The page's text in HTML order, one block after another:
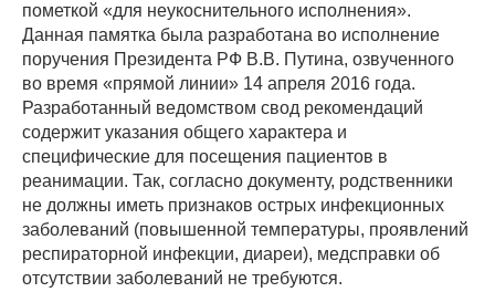
пометкой «для неукоснительного исполнения».
Данная памятка была разработана во исполнение
поручения Президента РФ В.В. Путина, озвученного
во время «прямой линии» 14 апреля 2016 года.
Разработанный ведомством свод рекомендаций
содержит указания общего характера и
специфические для посещения пациентов в
реанимации. Так, согласно документу, родственники
не должны иметь признаков острых инфекционных
заболеваний (повышенной температуры, проявлений
респираторной инфекции, диареи), медсправки об
отсутствии заболеваний не требуются.